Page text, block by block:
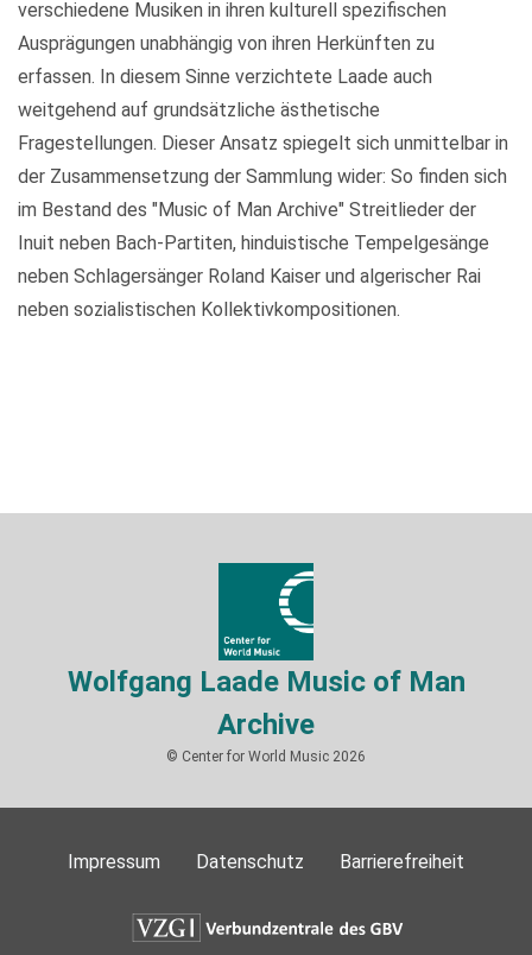
verschiedene Musiken in ihren kulturell spezifischen
Ausprägungen unabhängig von ihren Herkünften zu
erfassen. In diesem Sinne verzichtete Laade auch
weitgehend auf grundsätzliche ästhetische
Fragestellungen. Dieser Ansatz spiegelt sich unmittelbar in
der Zusammensetzung der Sammlung wider: So finden sich
im Bestand des "Music of Man Archive" Streitlieder der
Inuit neben Bach-Partiten, hinduistische Tempelgesänge
neben Schlagersänger Roland Kaiser und algerischer Rai
neben sozialistischen Kollektivkompositionen.
Wolfgang Laade Music of Man
Archive
© Center for World Music 2026
Impressum Datenschutz Barrierefreiheit